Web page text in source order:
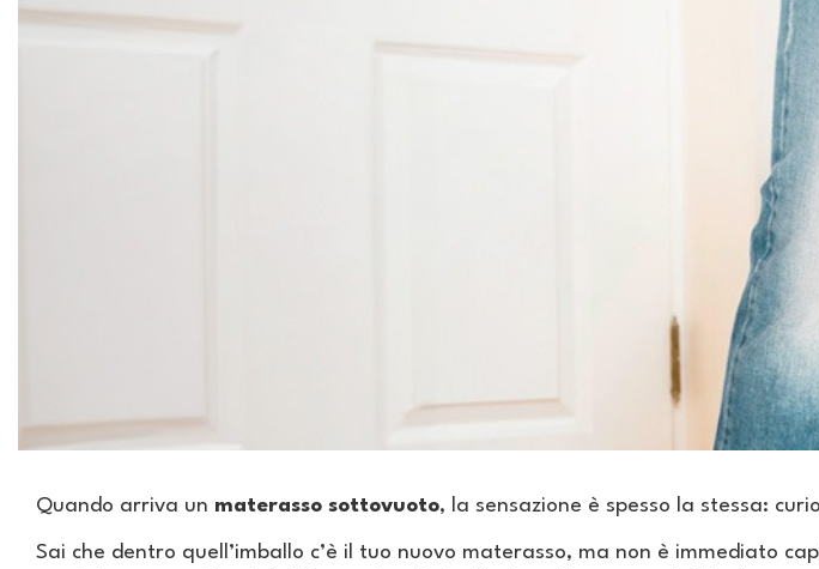
Quando arriva un materasso sottovuoto, la sensazione è spesso la stessa:
Sai che dentro quell’imballo c’è il tuo nuovo materasso, ma non è immediato